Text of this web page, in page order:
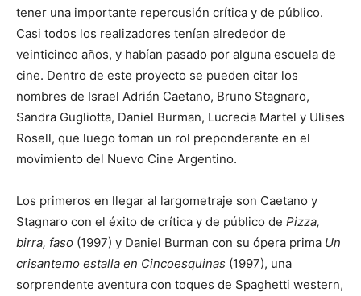
tener una importante repercusión crítica y de público.
Casi todos los realizadores tenían alrededor de
veinticinco años, y habían pasado por alguna escuela de
cine. Dentro de este proyecto se pueden citar los
nombres de Israel Adrián Caetano, Bruno Stagnaro,
Sandra Gugliotta, Daniel Burman, Lucrecia Martel y Ulises
Rosell, que luego toman un rol preponderante en el
movimiento del Nuevo Cine Argentino.
Los primeros en llegar al largometraje son Caetano y
Stagnaro con el éxito de crítica y de público de Pizza,
birra, faso (1997) y Daniel Burman con su ópera prima Un
crisantemo estalla en Cincoesquinas (1997), una
sorprendente aventura con toques de Spaghetti western,